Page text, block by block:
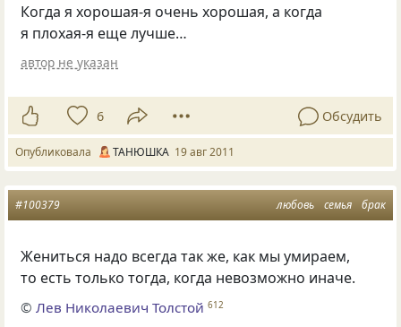
Когда я хорошая-я очень хорошая, а когда
я плохая-я еще лучше…
автор не указан
6 Обсудить
Опубликовала ТАНЮШКА 19 авг 2011
любовь семья брак
#100379
Жениться надо всегда так же, как мы умираем,
то есть только тогда, когда невозможно иначе.
©Лев Николаевич Толстой 612